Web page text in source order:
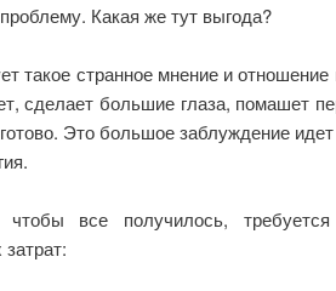
Какая же тут выгода?
такое странное мнение и отношение
сделает большие глаза, помашет
Это большое заблуждение идет
все получилось,